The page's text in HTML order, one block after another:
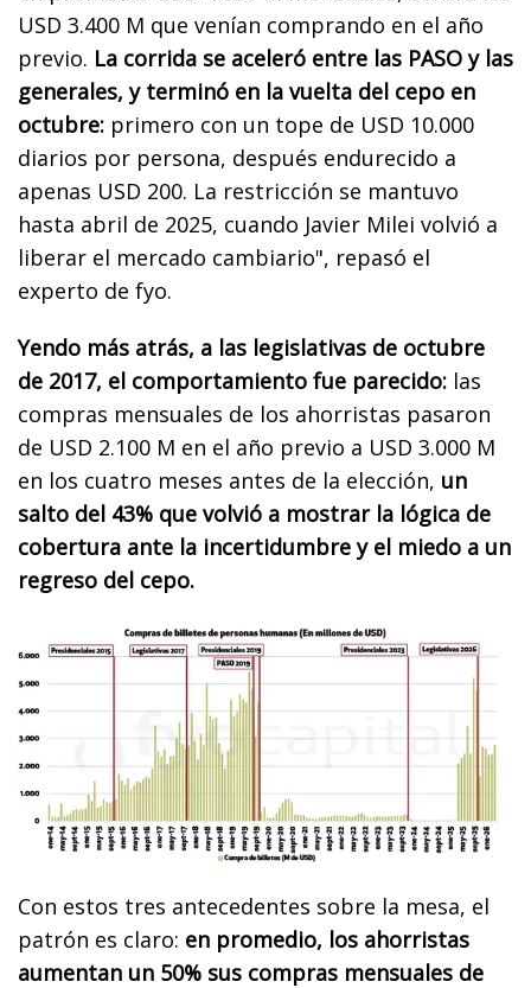
USD 3.400 M que venían comprando en el año
previo. La corrida se aceleró entre las PASO y las
generales, y terminó en la vuelta del cepo en
octubre: primero con un tope de USD 10.000
diarios por persona, después endurecido a
apenas USD 200. La restricción se mantuvo
hasta abril de 2025, cuando Javier Milei volvió a
liberar el mercado cambiario", repasó el
experto de fyo.
Yendo más atrás, a las legislativas de octubre
de 2017, el comportamiento fue parecido: las
compras mensuales de los ahorristas pasaron
de USD 2.100 M en el año previo a USD 3.000 M
en los cuatro meses antes de la elección, un
salto del 43% que volvió a mostrar la lógica de
cobertura ante la incertidumbre y el miedo a un
regreso del cepo.
Con estos tres antecedentes sobre la mesa, el
patrón es claro: en promedio, los ahorristas
aumentan un 50% sus compras mensuales de